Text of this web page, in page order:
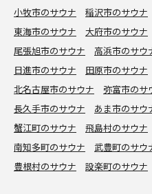
小牧市のサウナ
稲沢市のサウナ
東海市のサウナ
大府市のサウナ
尾張旭市のサウナ
高浜市のサウ
日進市のサウナ
田原市のサウナ
北名古屋市のサウナ
弥富市のサ
長久手市のサウナ
あま市のサウ
蟹江町のサウナ
飛島村のサウナ
南知多町のサウナ
武豊町のサウ
豊根村のサウナ
設楽町のサウナ